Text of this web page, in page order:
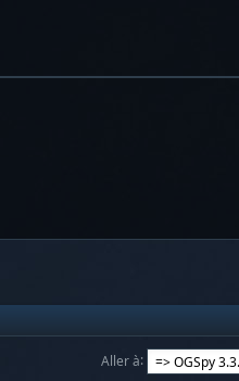
Aller à